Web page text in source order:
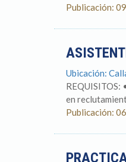
Publicación:
Ubicación:
REQUISITOS:
en
Publicación: